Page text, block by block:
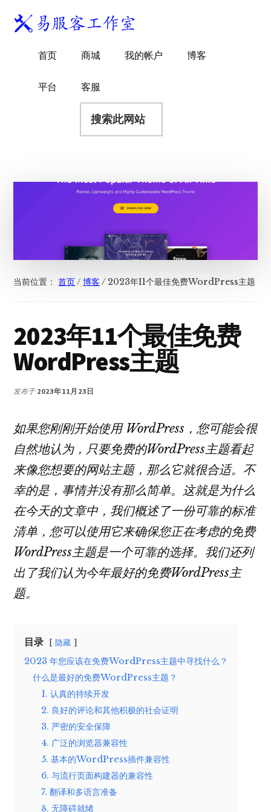
附
加
商
首页 商城 我的帐户 博客
平台
客服
当前位置：首页/ 博客 / 2023年11个最佳免费WordPress主题
2023年11个最佳免费
WordPress主题
发布于 2023年11月23日
如果您刚刚开始使用 WordPress，您可能会很
自然地认为，只要免费的WordPress主题看起
来像您想要的网站主题，那么它就很合适。不
幸的是，事情并没有那么简单。这就是为什么
在今天的文章中，我们概述了一份可靠的标准
清单，您可以使用它来确保您正在考虑的免费
WordPress主题是一个可靠的选择。我们还列
出了我们认为今年最好的免费WordPress主
题。
目录 隐藏
2023 年您应该在免费WordPress主题中寻找什么？
什么是最好的免费WordPress主题？
1. 认真的持续开发
2. 良好的评论和其他积极的社会证明
3. 严密的安全保障
4. 广泛的浏览器兼容性
5. 基本的WordPress插件兼容性
6. 与流行页面构建器的兼容性
7. 翻译和多语言准备
8. 无障碍就绪